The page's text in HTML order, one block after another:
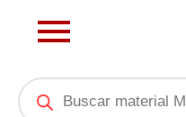
Products
search